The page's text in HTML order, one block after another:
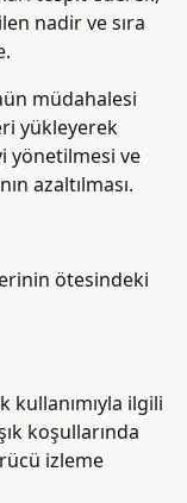
nadir ve sıra
müdahalesi
yükleyerek
yönetilmesi ve
azaltılması.
ötesindeki
kullanımıyla ilgili
koşullarında
izleme